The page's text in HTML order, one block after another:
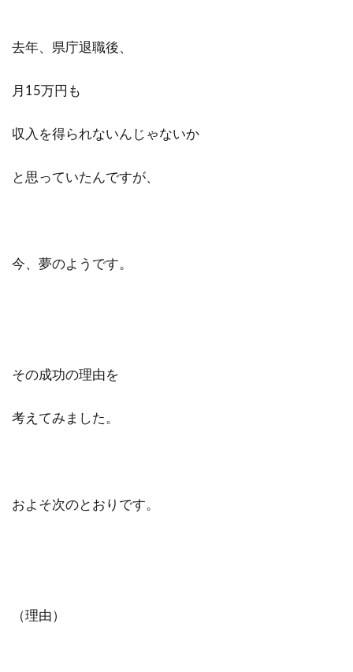
去年、県庁退職後、
月15万円も
収入を得られないんじゃないか
と思っていたんですが、
今、夢のようです。
その成功の理由を
考えてみました。
およそ次のとおりです。
（理由）